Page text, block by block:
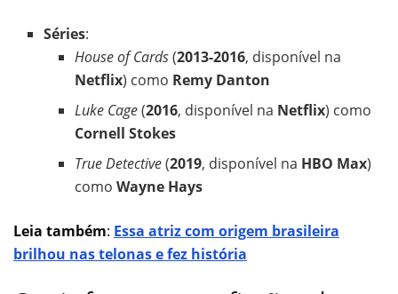
Séries:
House of Cards(2013-2016, disponível na
Netflix) como Remy Danton
Luke Cage(2016, disponível na Netflix) como
Cornell Stokes
True Detective(2019, disponível na HBO Max)
como Wayne Hays
Leia também: Essa atriz com origem brasileira
brilhou nas telonas e fez história